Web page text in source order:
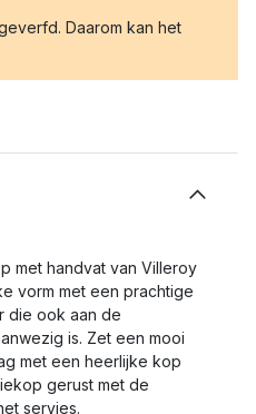
Daarom kan het
met handvat van Villeroy
vorm met een prachtige
die ook aan de
is. Zet een mooi
met een heerlijke kop
gerust met de
servies.